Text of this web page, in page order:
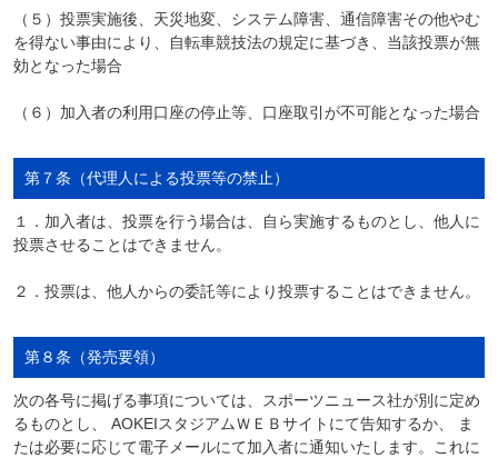
（５）投票実施後、天災地変、システム障害、通信障害その他やむ
を得ない事由により、自転車競技法の規定に基づき、当該投票が無
効となった場合
（６）加入者の利用口座の停止等、口座取引が不可能となった場合
第７条（代理人による投票等の禁止）
１．加入者は、投票を行う場合は、自ら実施するものとし、他人に
投票させることはできません。
２．投票は、他人からの委託等により投票することはできません。
第８条（発売要領）
次の各号に掲げる事項については、スポーツニュース社が別に定め
るものとし、 AOKEIスタジアムＷＥＢサイトにて告知するか、 ま
たは必要に応じて電子メールにて加入者に通知いたします。これに